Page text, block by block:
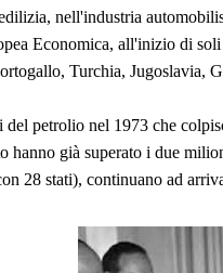
nell'industria
Economica, all'inizio di
Turchia, Jugoslavia,
del petrolio nel 1973 che
hanno già superato i due
28 stati), continuano ad